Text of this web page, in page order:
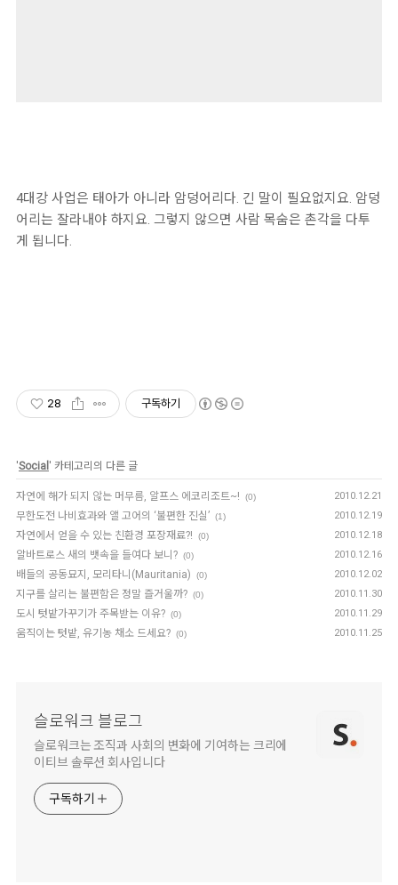
4대강 사업은 태아가 아니라 암덩어리다. 긴 말이 필요없지요. 암덩
어리는 잘라내야 하지요. 그렇지 않으면 사람 목숨은 촌각을 다투
게 됩니다.
28 구독하기
'Social ' 카테고리의 다른 글
자연에 해가 되지 않는 머무름, 알프스 에코리조트~! (0) 2010.12.21
무한도전 나비효과와 앨 고어의 ‘불편한 진실’ (1) 2010.12.19
자연에서 얻을 수 있는 친환경 포장재료?! (0) 2010.12.18
알바트로스 새의 뱃속을 들여다 보니? (0) 2010.12.16
배들의 공동묘지, 모리타니(Mauritania) (0) 2010.12.02
지구를 살리는 불편함은 정말 즐거울까? (0) 2010.11.30
도시 텃밭가꾸기가 주목받는 이유? (0) 2010.11.29
움직이는 텃밭, 유기농 채소 드세요? (0) 2010.11.25
슬로워크 블로그
슬로워크는 조직과 사회의 변화에 기여하는 크리에
이티브 솔루션 회사입니다
구독하기